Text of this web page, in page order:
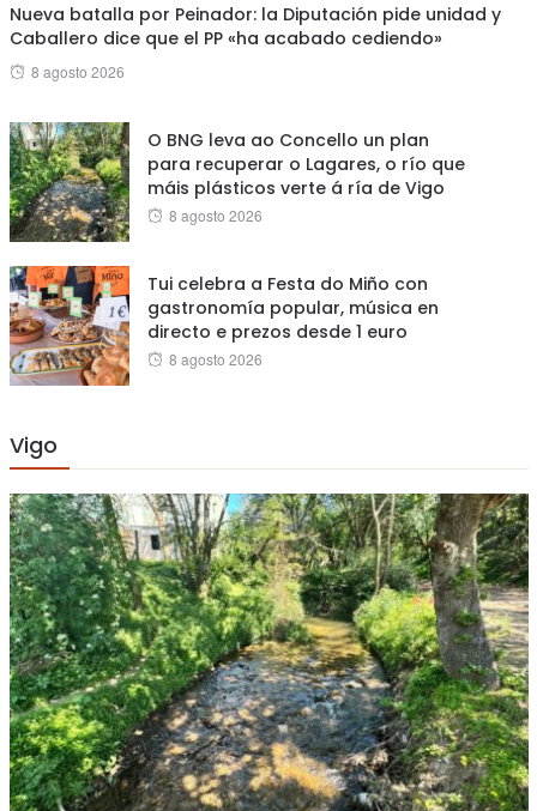
Nueva batalla por Peinador: la Diputación pide unidad y
Caballero dice que el PP «ha acabado cediendo»
Posted
8 agosto 2026
O BNG leva ao Concello un plan
para recuperar o Lagares, o río que
máis plásticos verte á ría de Vigo
Posted
8 agosto 2026
Tui celebra a Festa do Miño con
gastronomía popular, música en
directo e prezos desde 1 euro
Posted
8 agosto 2026
Vigo